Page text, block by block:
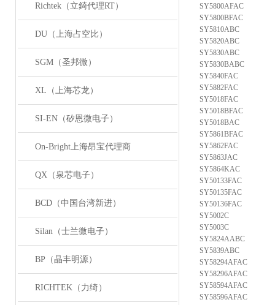
Richtek（立錡代理RT）
DU（上海占空比）
SGM（圣邦微）
XL（上海芯龙）
SI-EN（矽恩微电子）
On-Bright上海昂宝代理商
QX（泉芯电子）
BCD（中国台湾新进）
Silan（士兰微电子）
BP（晶丰明源）
RICHTEK（力绮）
SY5800AFAC
SY5800BFAC
SY5810ABC
SY5820ABC
SY5830ABC
SY5830BABC
SY5840FAC
SY5882FAC
SY5018FAC
SY5018BFAC
SY5018BAC
SY5861BFAC
SY5862FAC
SY5863JAC
SY5864KAC
SY50133FAC
SY50135FAC
SY50136FAC
SY5002C
SY5003C
SY5824AABC
SY5839ABC
SY58294AFAC
SY58296AFAC
SY58594AFAC
SY58596AFAC